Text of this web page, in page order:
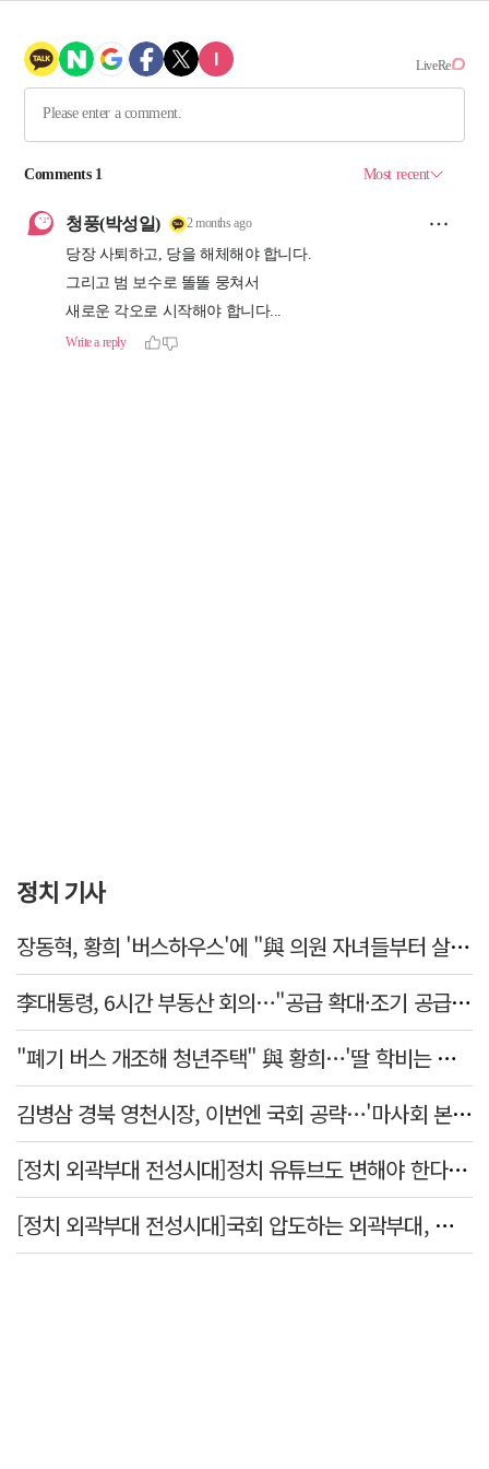
정치 기사
장동혁, 황희 '버스하우스'에 "與 의원 자녀들부터 살아보면 어떨까?"
李대통령, 6시간 부동산 회의…"공급 확대·조기 공급 과감히 실천"
"폐기 버스 개조해 청년주택" 與 황희…'딸 학비는 年 4200만원'
김병삼 경북 영천시장, 이번엔 국회 공략…'마사회 본사 이전·광역교통망 확충' 요청
[정치 외곽부대 전성시대]정치 유튜브도 변해야 한다 "화합과 존중"
[정치 외곽부대 전성시대]국회 압도하는 외곽부대, 목소리 왜 커지나?